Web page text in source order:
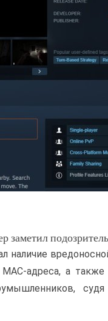
наличие
адреса, а также